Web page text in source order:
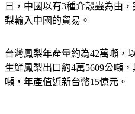
日，中國以有3種介殼蟲為由
梨輸入中國的貿易。
台灣鳳梨年產量約為42萬噸，
生鮮鳳梨出口約4萬5609公噸
噸，年產值近新台幣15億元。